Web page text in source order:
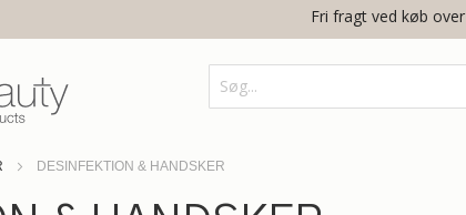
Fri fragt ved køb over
DESINFEKTION & HANDSKER